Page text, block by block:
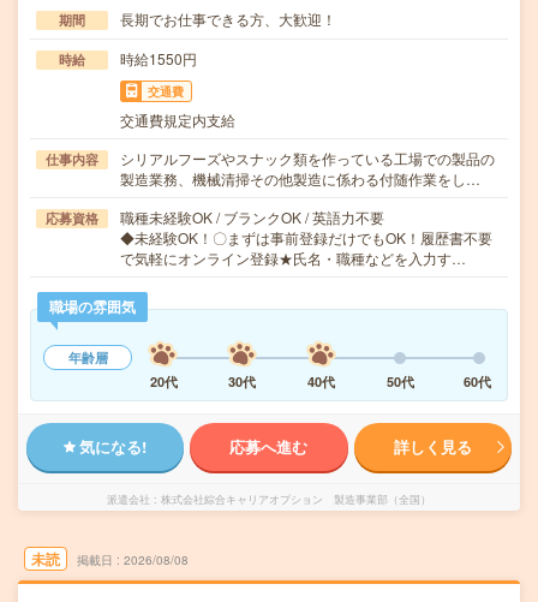
期間 長期でお仕事できる方、大歓迎！
時給 時給1550円
交通費
交通費規定内支給
仕事内容
シリアルフーズやスナック類を作っている工場での製品の
製造業務、機械清掃その他製造に係わる付随作業をし…
応募資格
職種未経験OK / ブランクOK / 英語力不要
◆未経験OK！〇まずは事前登録だけでもOK！履歴書不要
で気軽にオンライン登録★氏名・職種などを入力す…
職場の雰囲気
年齢層
20代
30代 40代 50代 60代
気になる! 応募へ進む 詳しく見る
派遣会社 株式会社綜合キャリアオプション 製造事業部（全国）
未読 掲載日 2026/08/08